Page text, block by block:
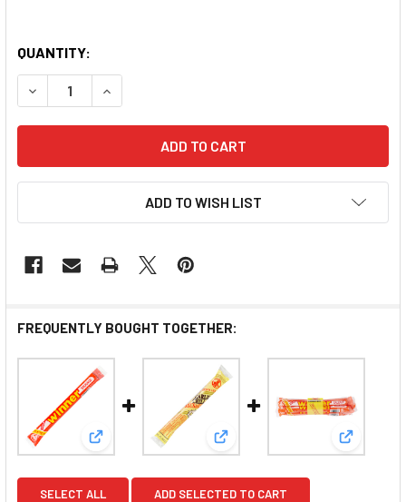
QUANTITY:
DECREASE QUANTITY OF TAIYO MAMA WIENER FISH
INCREASE QUANTITY OF TAIYO MAMA
ADD TO WISH LIST
FREQUENTLY BOUGHT TOGETHER:
View: TOKYO MARUZEN Winner Fish Meat
View: TOKYO MARUZEN
View:
SELECT ALL ADD SELECTED TO CART